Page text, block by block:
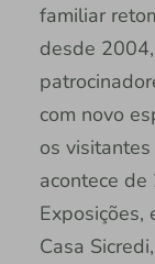
familiar
desde
com novo
os
acontece
Exposições,
Casa